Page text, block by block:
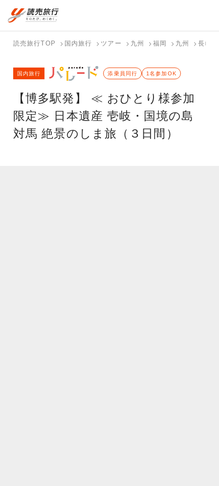
国内旅行トップ
バスツアー
を探す
個人旅行
（ブーケ）を探す
ら探す
テーマから
写真から探
海外旅行トップ
海外特集か
ら探す
テーマから
探す
す
読売旅行TOP 国内旅行 ツアー 九州 福岡 九州 長崎
【博多駅発】 ≪ おひとり様参加
限定≫ 日本遺産 壱岐・国境の島
対馬 絶景のしま旅（３日間）
国内旅行 添乗員同行 1名参加OK